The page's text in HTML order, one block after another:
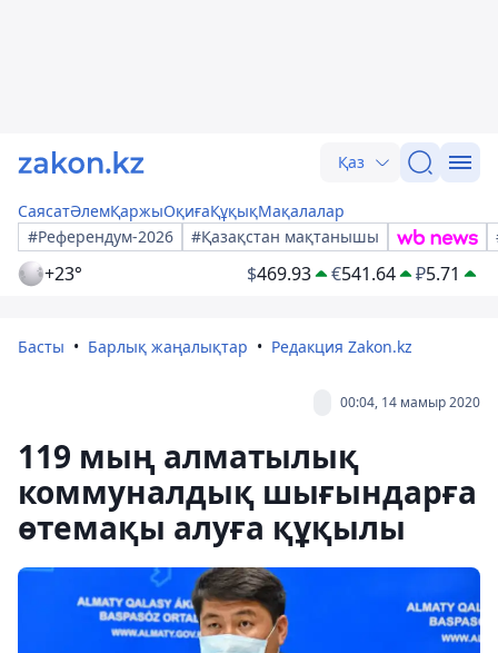
Қаз
СаясатӘлемҚаржыОқиғаҚұқықМақалалар
#Референдум-2026
#Қазақстан мақтанышы
+23° $469.93 €541.64 ₽5.71
Басты Барлық жаңалықтар Редакция Zakon.kz
00:04, 14 мамыр 2020
119 мың алматылық
коммуналдық шығындарға
өтемақы алуға құқылы